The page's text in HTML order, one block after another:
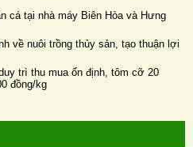
cá tại nhà máy Biên Hòa và Hưng
về nuôi trồng thủy sản, tạo thuận lợi
trì thu mua ổn định, tôm cỡ 20
đồng/kg